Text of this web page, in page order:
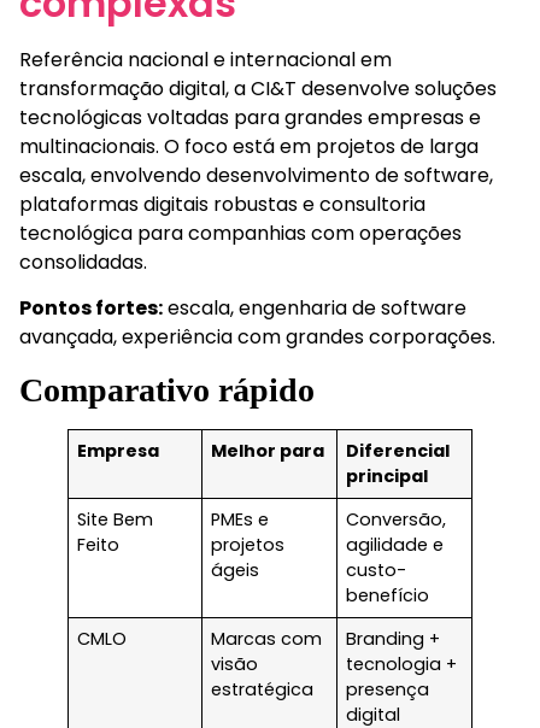
Referência nacional e internacional em
transformação digital, a CI&T desenvolve soluções
tecnológicas voltadas para grandes empresas e
multinacionais. O foco está em projetos de larga
escala, envolvendo desenvolvimento de software,
plataformas digitais robustas e consultoria
tecnológica para companhias com operações
consolidadas.
Pontos fortes:escala, engenharia de software
avançada, experiência com grandes corporações.
Comparativo rápido
Empresa Melhor para
Diferencial
principal
Site Bem
Feito
PMEs e
projetos
ágeis
Conversão,
agilidade e
custo-
benefício
CMLO
Marcas com
visão
estratégica
Branding +
tecnologia +
presença
digital